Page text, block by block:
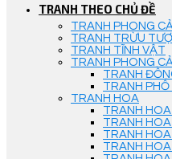
TRANH THEO CHỦ ĐỀ
TRANH PHONG
TRANH TRỪU
TRANH TĨNH VẬT
TRANH PHONG
TRANH
TRANH PHỐ
TRANH HOA
TRANH HOA
TRANH
TRANH
TRANH